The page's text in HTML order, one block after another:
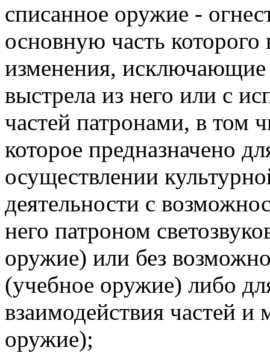
списанное оружие -
основную часть
изменения, исключающие
выстрела из него или с
частей патронами, в том
которое предназначено
осуществлении
деятельности с
него патроном
оружие) или без
(учебное оружие) либо
взаимодействия частей и
оружие);